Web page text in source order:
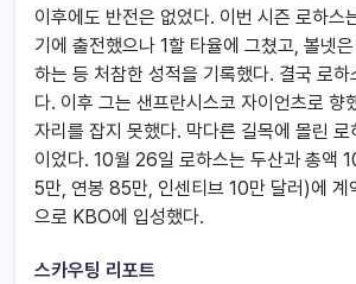
이후에도 반전은 없었다. 이번 시즌 로하스
기에 출전했으나 1할 타율에 그쳤고, 볼넷
하는 등 처참한 성적을 기록했다. 결국 로
다. 이후 그는 샌프란시스코 자이언츠로 향
자리를 잡지 못했다. 막다른 길목에 몰린
이었다. 10월 26일 로하스는 두산과 총액
5만, 연봉 85만, 인센티브 10만 달러)에 계
으로 KBO에 입성했다.
스카우팅 리포트